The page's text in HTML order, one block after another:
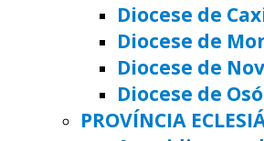
Diocese de
Diocese de
Diocese de
Diocese de
PROVÍNCIA